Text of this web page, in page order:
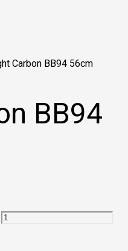
Carbon BB94 56cm
BB94